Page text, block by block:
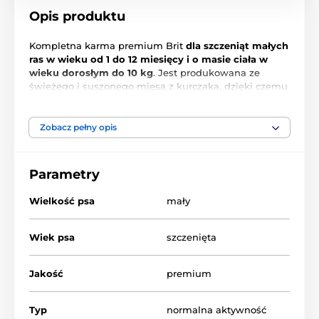
Opis produktu
Kompletna karma premium Brit dla szczeniąt małych
ras w wieku od 1 do 12 miesięcy i o masie ciała w
wieku dorosłym do 10 kg. Jest produkowana ze
świeżego i suszonego mięsa z kurczaka, dzięki czemu
energii, nie wywołuje alergii i zapewnia doskonałą
przyswajalność karmy. Receptura wzbogacona jest o
szczenięciu to, co najlepsze, aby miało zdrowy start w
życie!
Zobacz pełny opis
Parametry
Wielkość psa mały
Wiek psa szczenięta
Jakość premium
Typ normalna aktywność